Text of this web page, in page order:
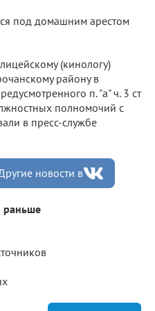
под домашним арестом
(кинологу)
району в
п. "а" ч. 3 ст
полномочий с
в пресс-службе
новости в
раньше